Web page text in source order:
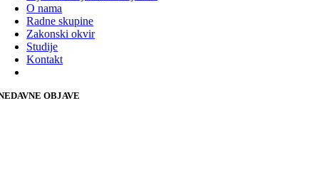
O nama
Radne skupine
Zakonski okvir
Studije
Kontakt
OBJAVE